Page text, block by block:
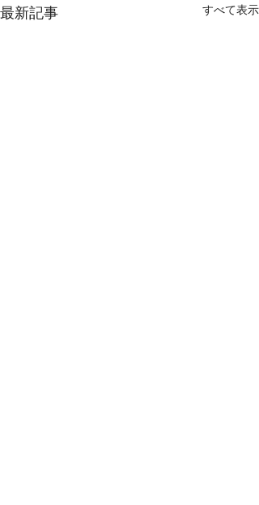
最新記事 すべて表示